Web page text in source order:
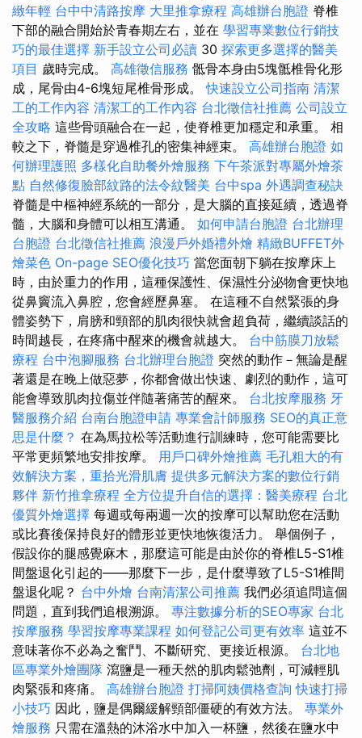
緻年輕 台中中清路按摩 大里推拿療程 高雄辦台胞證 脊椎
下部的融合開始於青春期左右，並在 學習專業數位行銷技
巧的最佳選擇 新手設立公司必讀 30 探索更多選擇的醫美
項目 歲時完成。 高雄徵信服務 骶骨本身由5塊骶椎骨化形
成，尾骨由4-6塊短尾椎骨形成。快速設立公司指南 清潔
工的工作內容 清潔工的工作內容 台北徵信社推薦 公司設立
全攻略 這些骨頭融合在一起，使脊椎更加穩定和承重。 相
較之下，脊髓是穿過椎孔的密集神經束。 高雄辦台胞證 如
何辦理護照 多樣化自助餐外燴服務 下午茶派對專屬外燴茶
點 自然修復臉部紋路的法令紋醫美 台中spa 外遇調查秘訣
脊髓是中樞神經系統的一部分，是大腦的直接延續，透過脊
髓，大腦和身體可以相互溝通。 如何申請台胞證 台北辦理
台胞證 台北徵信社推薦 浪漫戶外婚禮外燴 精緻BUFFET外
燴菜色 On-page SEO優化技巧 當您面朝下躺在按摩床上
時，由於重力的作用，這種保護性、保濕性分泌物會更快地
從鼻竇流入鼻腔，您會經歷鼻塞。 在這種不自然緊張的身
體姿勢下，肩膀和頸部的肌肉很快就會超負荷，繼續談話的
時間越長，在疼痛中醒來的機會就越大。 台中筋膜刀放鬆
療程 台中泡腳服務 台北辦理台胞證 突然的動作－無論是醒
著還是在晚上做惡夢，你都會做出快速、劇烈的動作，這可
能會導致肌肉拉傷並伴隨著痛苦的醒來。 台北按摩服務 牙
醫服務介紹 台南台胞證申請 專業會計師服務 SEO的真正意
思是什麼？ 在為馬拉松等活動進行訓練時，您可能需要比
平常更頻繁地安排按摩。 用戶口碑外燴推薦 毛孔粗大的有
效解決方案，重拾光滑肌膚 提供多元解決方案的數位行銷
夥伴 新竹推拿療程 全方位提升自信的選擇：醫美療程 台北
優質外燴選擇 每週或每兩週一次的按摩可以幫助您在活動
或比賽後保持良好的體形並更快地恢復活力。 舉個例子，
假設你的腿感覺麻木，那麼這可能是由於你的脊椎L5-S1椎
間盤退化引起的——那麼下一步，是什麼導致了L5-S1椎間
盤退化呢？ 台中外燴 台南清潔公司推薦 我們必須追問這個
問題，直到我們追根溯源。 專注數據分析的SEO專家 台北
按摩服務 學習按摩專業課程 如何登記公司更有效率 這並不
意味著你不必為之奮鬥、不斷研究、更接近根源。 台北地
區專業外燴團隊 瀉鹽是一種天然的肌肉鬆弛劑，可減輕肌
肉緊張和疼痛。 高雄辦台胞證 打掃阿姨價格查詢 快速打掃
小技巧 因此，鹽是偶爾緩解頸部僵硬的有效方法。 專業外
燴服務 只需在溫熱的沐浴水中加入一杯鹽，然後在鹽水中